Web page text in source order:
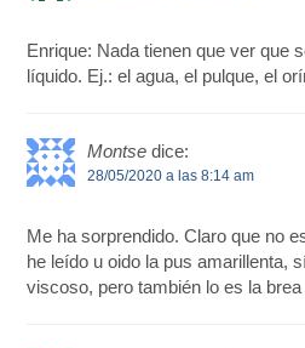
Enrique: Nada tienen que ver que
líquido. Ej.: el agua, el pulque, el
Montse dice:
28/05/2020 a las 8:14 am
Me ha sorprendido. Claro que no
he leído u oido la pus amarillenta,
viscoso, pero también lo es la brea